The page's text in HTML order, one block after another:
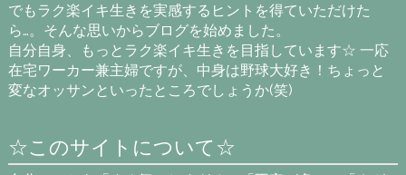
でもラク楽イキ生きを実感するヒントを得ていただけた
ら…。そんな思いからブログを始めました。
自分自身、もっとラク楽イキ生きを目指しています☆ 一応
在宅ワーカー兼主婦ですが、中身は野球大好き！ちょっと
変なオッサンといったところでしょうか(笑)
☆このサイトについて☆